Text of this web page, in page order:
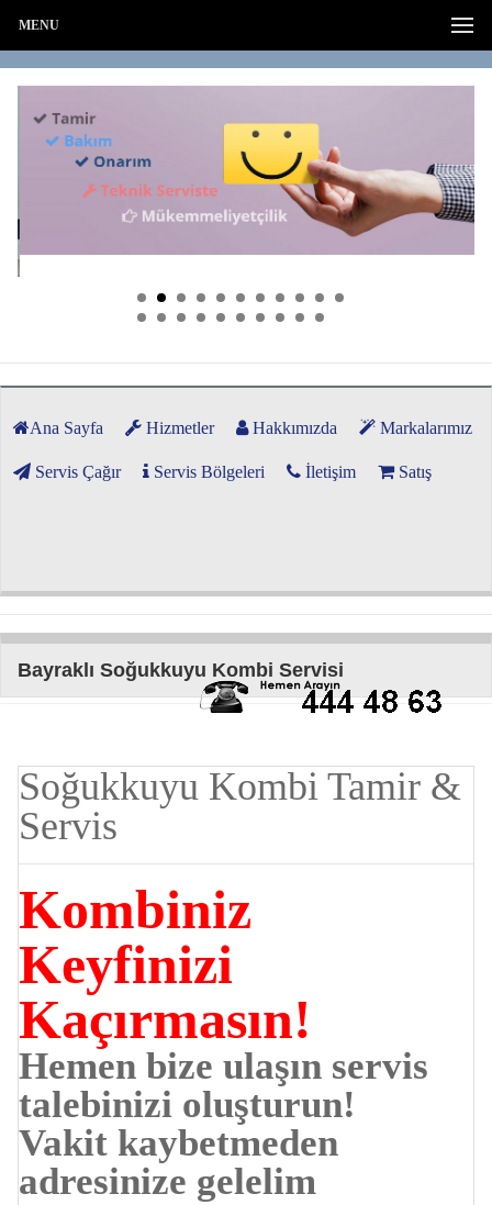
MENU
Ana Sayfa Hizmetler Hakkımızda Markalarımız
Servis Çağır Servis Bölgeleri İletişim Satış
Bayraklı Soğukkuyu Kombi Servisi
Soğukkuyu Kombi Tamir &
Servis
Kombiniz
Keyfinizi
Kaçırmasın!
Hemen bize ulaşın servis
talebinizi oluşturun!
Vakit kaybetmeden
adresinize gelelim